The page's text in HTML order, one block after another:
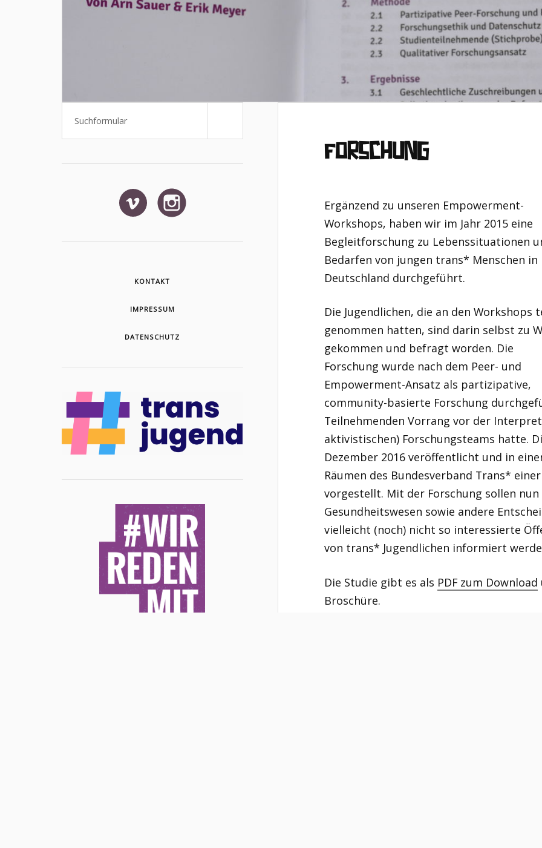
Forschung
Ergänzend zu unseren Empowerment-
Workshops, haben wir im Jahr 2015 eine
Begleitforschung zu Lebenssituationen
Bedarfen von jungen trans* Menschen in
Deutschland durchgeführt.
Die Jugendlichen, die an den Workshops
genommen hatten, sind darin selbst zu
gekommen und befragt worden. Die
Forschung wurde nach dem Peer- und
Empowerment-Ansatz als partizipative,
community-basierte Forschung
Teilnehmenden Vorrang vor der
aktivistischen) Forschungsteams hatte.
Dezember 2016 veröffentlicht und in
Räumen des Bundesverband Trans*
vorgestellt. Mit der Forschung sollen
Gesundheitswesen sowie andere
vielleicht (noch) nicht so interessierte
von trans* Jugendlichen informiert
Die Studie gibt es als PDF zum Download
Broschüre.
KONTAKT
IMPRESSUM
DATENSCHUTZ